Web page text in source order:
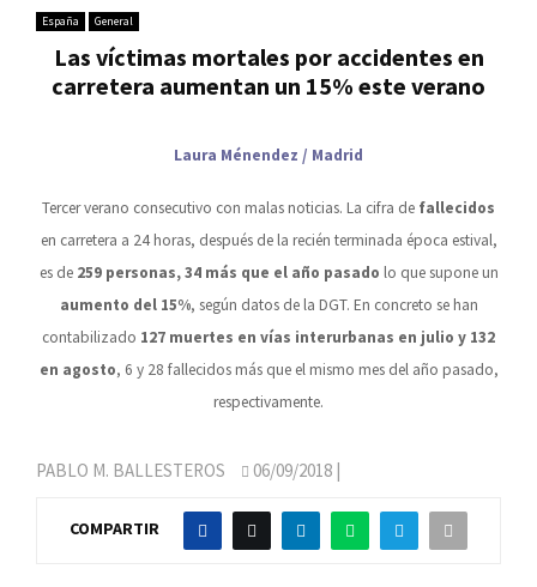
España General
Las víctimas mortales por accidentes en
carretera aumentan un 15% este verano
Laura Ménendez / Madrid
Tercer verano consecutivo con malas noticias. La cifra de fallecidos
en carretera a 24 horas, después de la recién terminada época estival,
es de 259 personas, 34 más que el año pasado lo que supone un
aumento del 15%, según datos de la DGT. En concreto se han
contabilizado 127 muertes en vías interurbanas en julio y 132
en agosto, 6 y 28 fallecidos más que el mismo mes del año pasado,
respectivamente.
PABLO M. BALLESTEROS 06/09/2018 |
COMPARTIR